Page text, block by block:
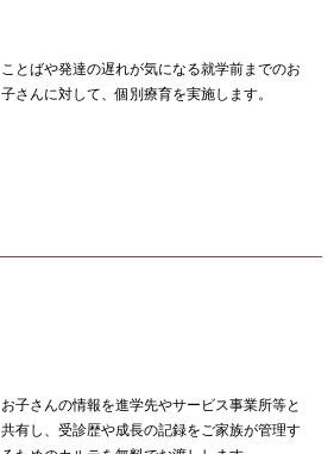
ことばや発達の遅れが気になる就学前までのお
子さんに対して、個別療育を実施します。
お子さんの情報を進学先やサービス事業所等と
共有し、受診歴や成長の記録をご家族が管理す